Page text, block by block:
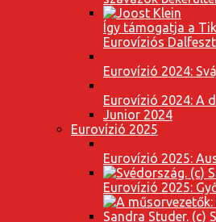
Így támogatja a
Eurovíziós
Eurovízió 2024:
Eurovízió 2024: A
Junior 2024
Eurovízió 2025
Eurovízió 2025:
Eurovízió 2025: